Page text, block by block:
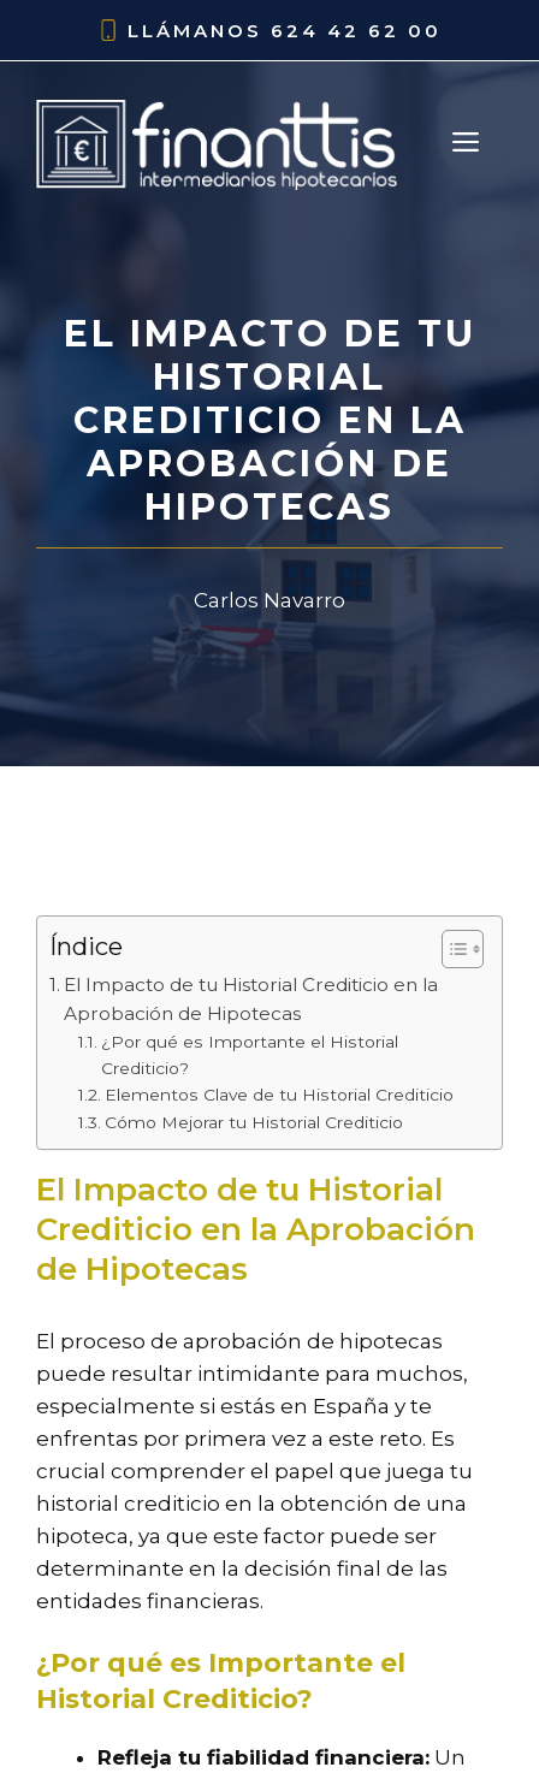
LLÁMANOS 624 42 62 00
EL IMPACTO DE TU
HISTORIAL
CREDITICIO EN LA
APROBACIÓN DE
HIPOTECAS
Carlos Navarro
Índice
El Impacto de tu Historial Crediticio en la
Aprobación de Hipotecas
¿Por qué es Importante el Historial
Crediticio?
Elementos Clave de tu Historial Crediticio
Cómo Mejorar tu Historial Crediticio
El Impacto de tu Historial
Crediticio en la Aprobación
de Hipotecas
El proceso de aprobación de hipotecas
puede resultar intimidante para muchos,
especialmente si estás en España y te
enfrentas por primera vez a este reto. Es
crucial comprender el papel que juega tu
historial crediticio en la obtención de una
hipoteca, ya que este factor puede ser
determinante en la decisión final de las
entidades financieras.
¿Por qué es Importante el
Historial Crediticio?
Refleja tu fiabilidad financiera: Un